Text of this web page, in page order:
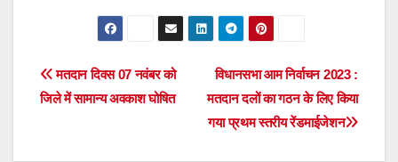
Post
विधानसभा आम निर्वाचन 2023 :
मतदान दलों का गठन के लिए किया
गया प्रथम स्तरीय रेंडमाईजेशन
मतदान दिवस 07 नवंबर को
जिले में सामान्य अवकाश घोषित